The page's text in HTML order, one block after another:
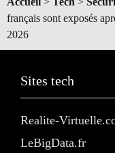
français sont exposés
2026
Sites tech
Realite-
LeBigData.fr